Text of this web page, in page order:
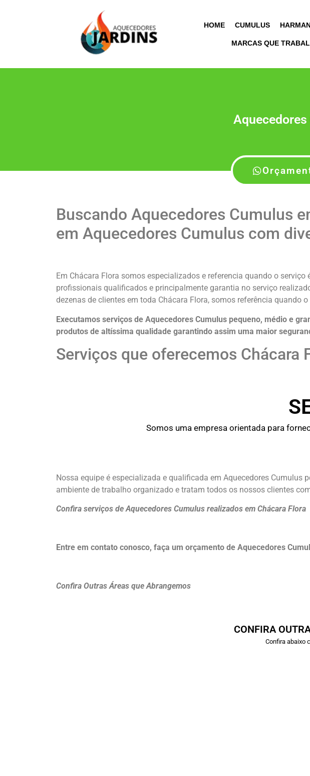
HOME CUMULUS
MARCAS QUE
Buscando Aquecedores Cumulus
em Aquecedores Cumulus com
Em Chácara Flora somos especializados e referencia quando o
profissionais qualificados e principalmente garantia no serviço
dezenas de clientes em toda Chácara Flora, somos referência quando
Executamos serviços de Aquecedores Cumulus pequeno, médio e
produtos de altíssima qualidade garantindo assim uma maior
Serviços que oferecemos Chácara
Somos uma empresa orientada para
Nossa equipe é especializada e qualificada em Aquecedores
ambiente de trabalho organizado e tratam todos os nossos clientes
Confira serviços de Aquecedores Cumulus realizados em Chácara Flora
Entre em contato conosco, faça um orçamento de Aquecedores
Confira Outras Áreas que Abrangemos
CONFIRA
Confira abaixo